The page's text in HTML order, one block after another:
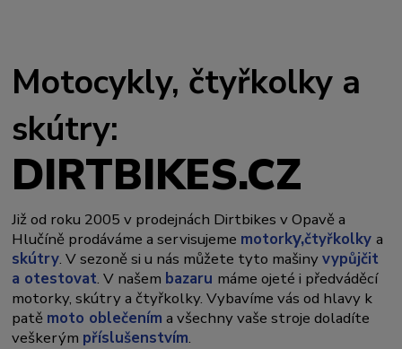
Motocykly, čtyřkolky a
skútry:
DIRTBIKES.CZ
Již od roku 2005 v prodejnách Dirtbikes v Opavě a
Hlučíně prodáváme a servisujeme motorky,čtyřkolkya
skútry. V sezoně si u nás můžete tyto mašinyvypůjčit
a otestovat. V našem bazaru máme ojeté i předváděcí
motorky, skútry a čtyřkolky. Vybavíme vás od hlavy k
patě moto oblečením a všechny vaše stroje doladíte
veškerým příslušenstvím.